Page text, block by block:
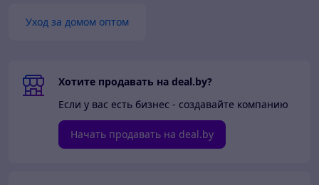
Уход за домом оптом
Хотите продавать на deal.by?
Если у вас есть бизнес - создавайте компанию
Начать продавать на deal.by